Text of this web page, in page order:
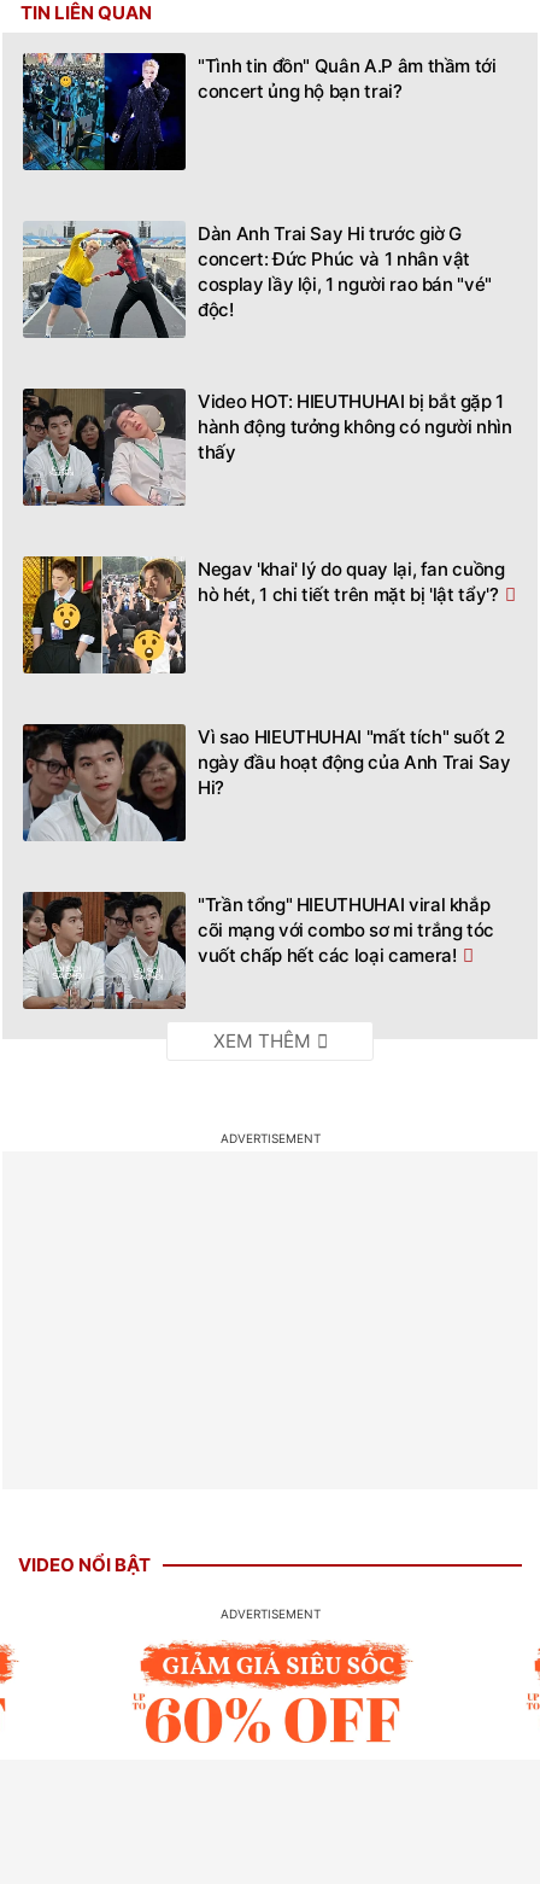
TIN LIÊN QUAN
"Tình tin đồn" Quân A.P âm thầm tới
concert ủng hộ bạn trai?
Dàn Anh Trai Say Hi trước giờ G
concert: Đức Phúc và 1 nhân vật
cosplay lầy lội, 1 người rao bán "vé"
độc!
Video HOT: HIEUTHUHAI bị bắt gặp 1
hành động tưởng không có người nhìn
thấy
Negav 'khai' lý do quay lại, fan cuồng
hò hét, 1 chi tiết trên mặt bị 'lật tẩy'?
Vì sao HIEUTHUHAI "mất tích" suốt 2
ngày đầu hoạt động của Anh Trai Say
Hi?
"Trần tổng" HIEUTHUHAI viral khắp
cõi mạng với combo sơ mi trắng tóc
vuốt chấp hết các loại camera!
VIDEO NỔI BẬT